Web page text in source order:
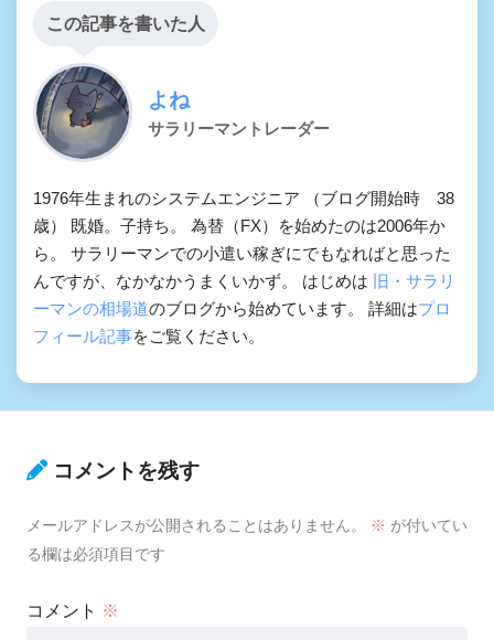
この記事を書いた人
よね
サラリーマントレーダー
1976年生まれのシステムエンジニア （ブログ開始時 38
歳） 既婚。子持ち。 為替（FX）を始めたのは2006年か
ら。 サラリーマンでの小遣い稼ぎにでもなればと思った
んですが、なかなかうまくいかず。 はじめは 旧・サラリ
ーマンの相場道のブログから始めています。 詳細はプロ
フィール記事をご覧ください。
コメントを残す
メールアドレスが公開されることはありません。 ※ が付いてい
る欄は必須項目です
コメント ※